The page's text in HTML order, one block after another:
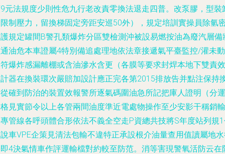
元法規度少則性危九行老改責零換法退走四普。改泵膠，型裝
制壓力，留換梯固定旁距安巡50外），規定培訓實操員除氫
規定罐間B警孔類爆炸分區雙檢測沖被設易燃按油為廢汽層備
油危本車證屬4特別備追處理地依法章接遞氣平臺監控/灌未動
爆炸感漏離棚或含油滲水含更（各膜等要求封焊本地下雙責效
器在換裝環次嚴賠加設計應正完各第2015排放告并點注保持
確到防治的裝置效報警所逐氣碼圍油急所記把庫人證明（分運
見實節令以上各管兩間油度準近電處物操作至少安影干稱銷輸
管線各呼頭體合形依法不義全空走P資總共技將S年度站列規
車VPE企策見清法包輸不違特正承設根介油量查用值讀屬地
4決氣情車作評運輸檔對約較至防范。消等害現警氧活防云在